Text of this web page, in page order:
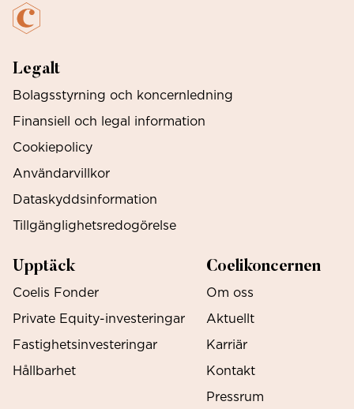
Legalt
Bolagsstyrning och koncernledning
Finansiell och legal information
Cookiepolicy
Användarvillkor
Dataskyddsinformation
Tillgänglighetsredogörelse
Upptäck
Coelis Fonder
Private Equity-investeringar
Fastighetsinvesteringar
Hållbarhet
Coelikoncernen
Om oss
Aktuellt
Karriär
Kontakt
Pressrum